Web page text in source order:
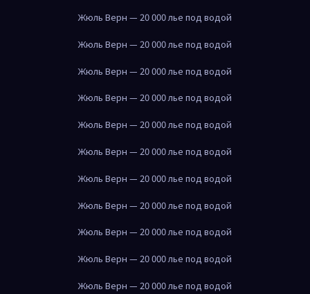
Жюль Верн — 20 000 лье под водой
Жюль Верн — 20 000 лье под водой
Жюль Верн — 20 000 лье под водой
Жюль Верн — 20 000 лье под водой
Жюль Верн — 20 000 лье под водой
Жюль Верн — 20 000 лье под водой
Жюль Верн — 20 000 лье под водой
Жюль Верн — 20 000 лье под водой
Жюль Верн — 20 000 лье под водой
Жюль Верн — 20 000 лье под водой
Жюль Верн — 20 000 лье под водой